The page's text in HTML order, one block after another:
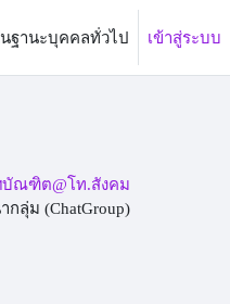
ฐานะบุคคลทั่วไป เข้าสู่ระบบ
บัณฑิต@โท.สังคม
กลุ่ม (ChatGroup)